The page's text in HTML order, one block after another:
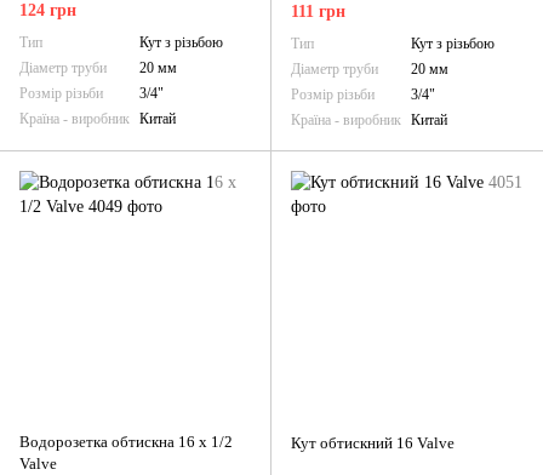
124 грн
Тип
Кут з різьбою
Діаметр труби
20 мм
Розмір різьби
3/4"
Країна - виробник Китай
111 грн
Тип
Кут з різьбою
Діаметр труби
20 мм
Розмір різьби
3/4"
Країна - виробник Китай
Водорозетка обтискна 16 х 1/2
Valve
Кут обтискний 16 Valve